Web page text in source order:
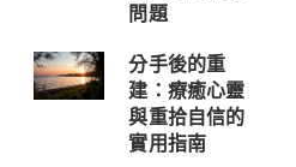
問題
分手後的重
建：療癒心靈
與重拾自信的
實用指南